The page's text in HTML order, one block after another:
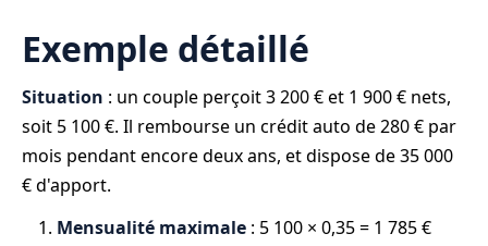
Exemple détaillé
Situation : un couple perçoit 3 200 € et 1 900 € nets,
soit 5 100 €. Il rembourse un crédit auto de 280 € par
mois pendant encore deux ans, et dispose de 35 000
€ d'apport.
Mensualité maximale : 5 100 × 0,35 = 1 785 €